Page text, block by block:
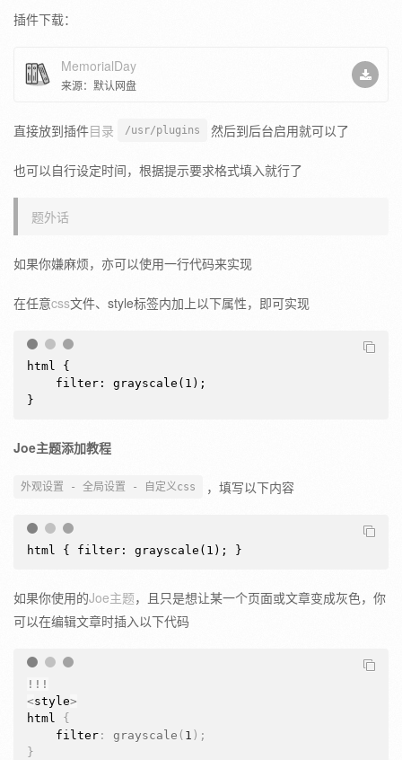
插件下载：
MemorialDay
来源：默认网盘
直接放到插件目录 /usr/plugins 然后到后台启用就可以了
也可以自行设定时间，根据提示要求格式填入就行了
题外话
如果你嫌麻烦，亦可以使用一行代码来实现
在任意css文件、style标签内加上以下属性，即可实现
html {
    filter: grayscale(1);
}
Joe主题添加教程
外观设置 - 全局设置 - 自定义css ，填写以下内容
html { filter: grayscale(1); }
如果你使用的Joe主题，且只是想让某一个页面或文章变成灰色，你
可以在编辑文章时插入以下代码
! ! !
<style>
html {
    filter
: grayscale ( 1 ) ;
}